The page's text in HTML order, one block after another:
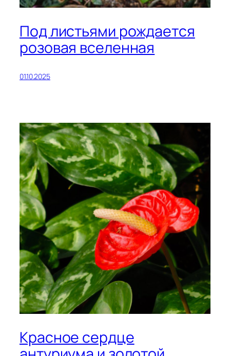
Под листьями рождается
розовая вселенная
01.10.2025
Красное сердце